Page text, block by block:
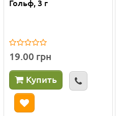
Гольф, 3 г
19.00 грн
Купить